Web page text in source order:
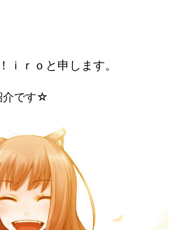
ｉｒｏと申します。
介です☆